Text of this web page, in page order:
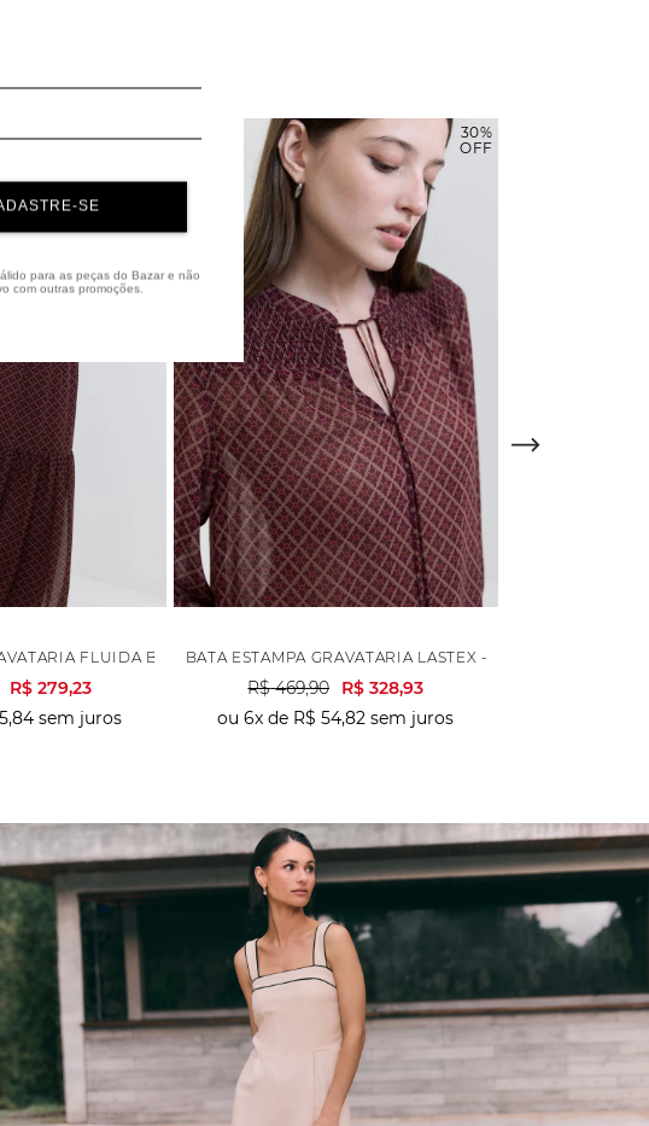
SE
para as peças do Bazar e não
com outras promoções.
FLUIDA BABADO - VINHO
R$ 279,23
,84sem juros
30%
OFF
BATA ESTAMPA GRAVATARIA LASTEX - VINHO
R$ 469,90 R$ 328,93
ou6x de R$ 54,82 sem juros